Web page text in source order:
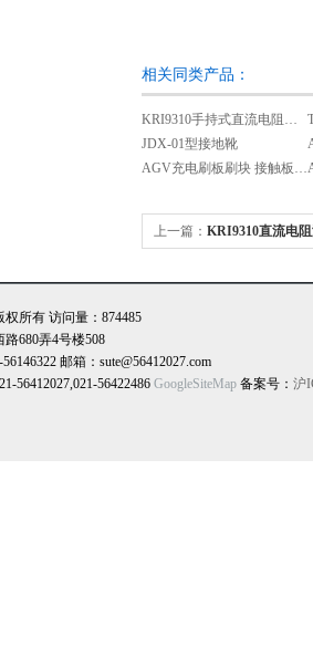
相关同类产品：
KRI9310手持式直流电阻测试仪
JDX-01型接地靴
AGV充电刷板刷块 接触板 集电器 自动
上一篇： KRI9310直流电
所有 访问量：874485
680弄4号楼508
邮箱：sute@56412027.com
56412027,021-56422486 GoogleSiteMap 备案号： 沪